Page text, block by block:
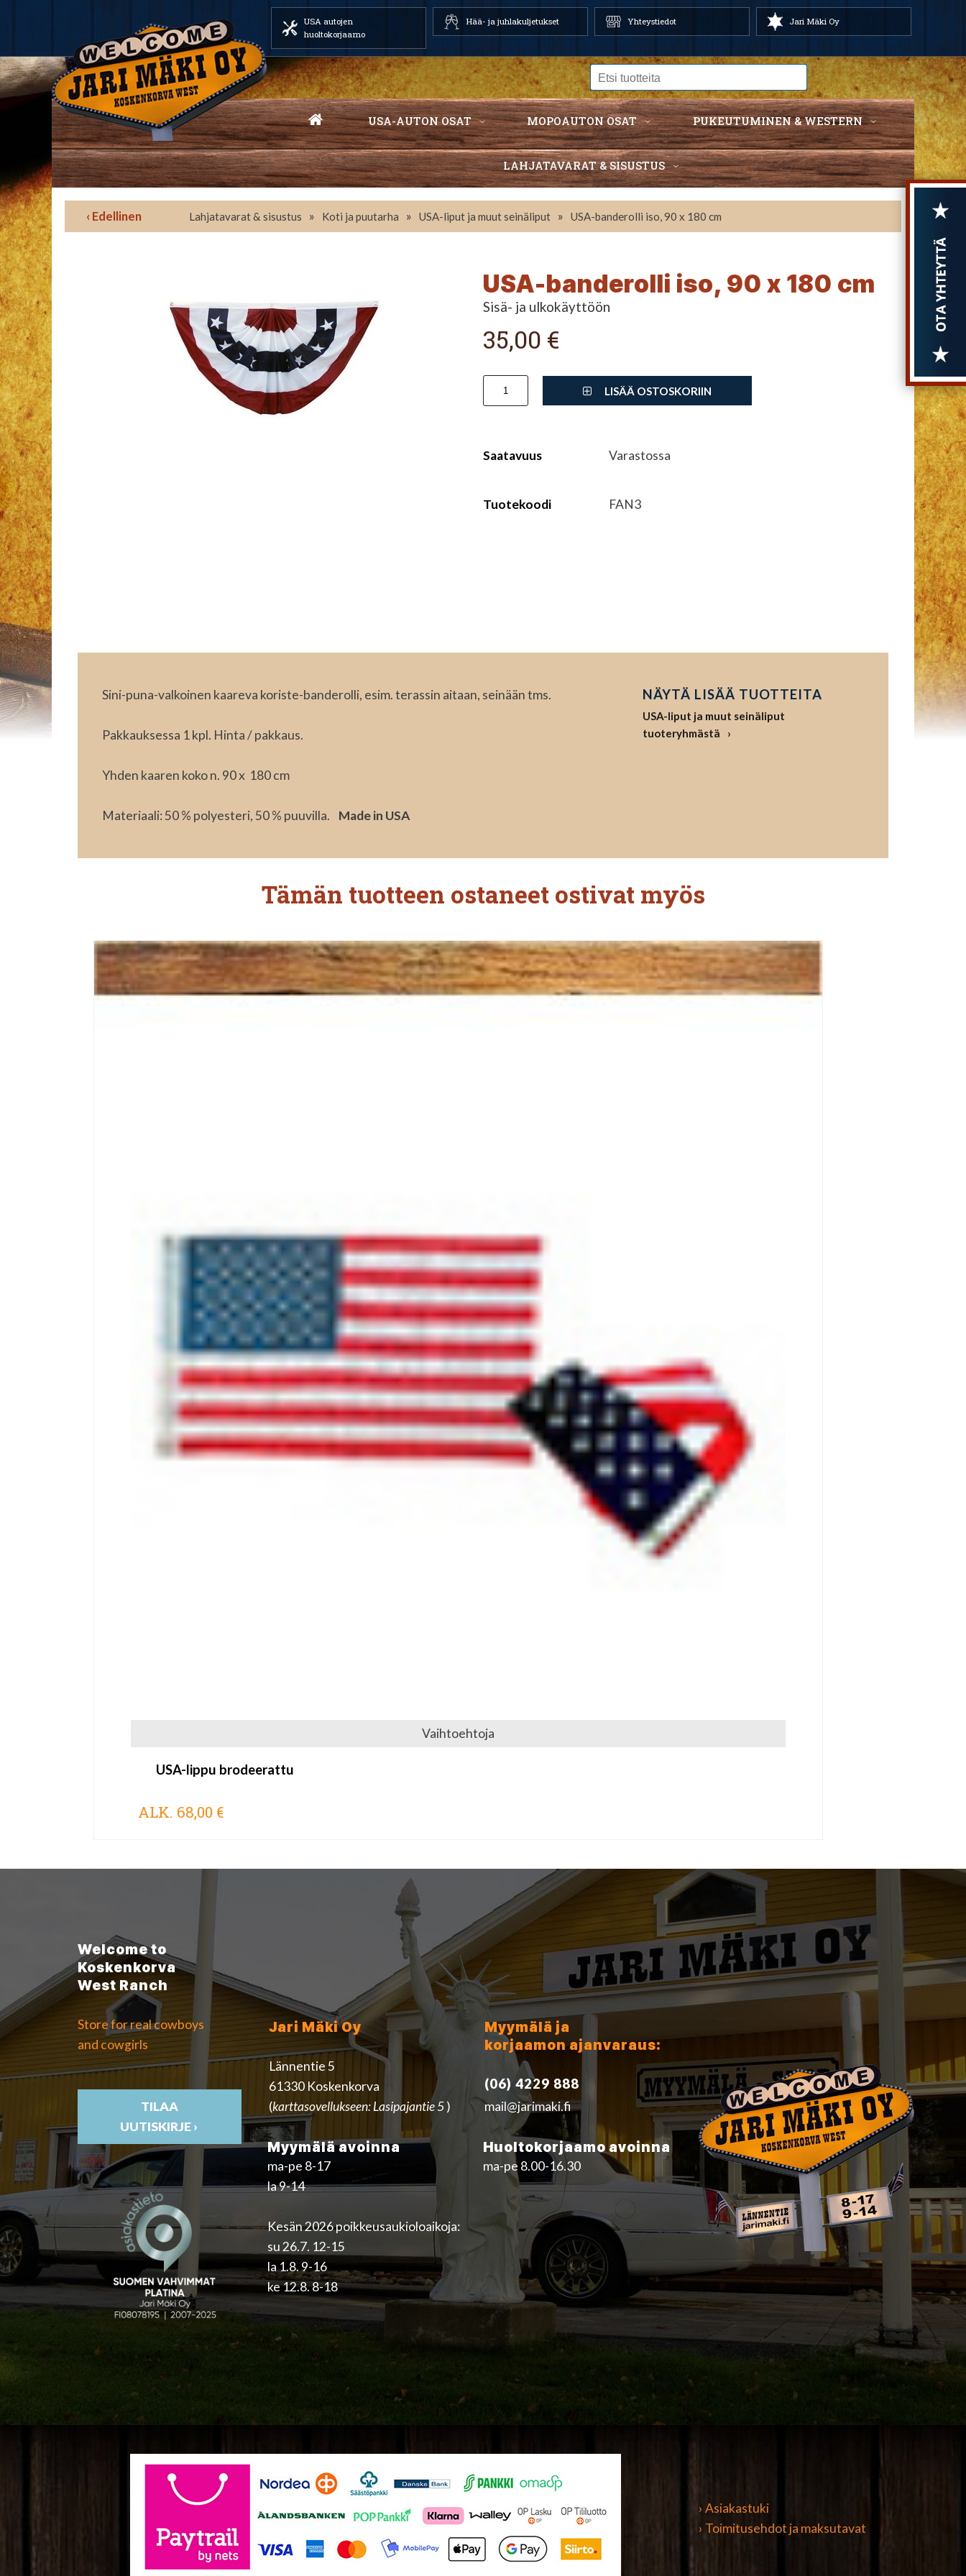
USA autojen
huoltokorjaamo
Hää- ja juhlakuljetukset Yhteystiedot Jari Mäki Oy
USA-AUTON OSAT MOPOAUTON OSAT PUKEUTUMINEN & WESTERN
LAHJATAVARAT & SISUSTUS
‹ Edellinen Lahjatavarat & sisustus » Koti ja puutarha » USA-liput ja muut seinäliput » USA-banderolli iso, 90 x 180 cm
USA-banderolli iso, 90 x 180 cm
Sisä- ja ulkokäyttöön
35,00 €
LISÄÄ OSTOSKORIIN
Saatavuus Varastossa
Tuotekoodi FAN3
Sini-puna-valkoinen kaareva koriste-banderolli, esim. terassin aitaan, seinään tms.
Pakkauksessa 1 kpl. Hinta / pakkaus.
Yhden kaaren koko n. 90 x 180 cm
Materiaali: 50 % polyesteri, 50 % puuvilla. Made in USA
NÄYTÄ LISÄÄ TUOTTEITA
USA-liput ja muut seinäliput
tuoteryhmästä
Tämän tuotteen ostaneet ostivat myös
Vaihtoehtoja
USA-lippu brodeerattu
ALK. 68,00 €
Welcome to
Koskenkorva
West Ranch
Store for real cowboys
and cowgirls
TILAA
UUTISKIRJE ›
Jari Mäki Oy
Lännentie 5
61330 Koskenkorva
(karttasovellukseen: Lasipajantie 5)
Myymälä ja
korjaamon ajanvaraus:
(06) 4229 888
mail@jarimaki.fi
Myymälä avoinna
ma-pe 8-17
la 9-14
Kesän 2026 poikkeusaukioloaikoja:
su 26.7. 12-15
la 1.8. 9-16
ke 12.8. 8-18
Huoltokorjaamo avoinna
ma-pe 8.00-16.30
› Asiakastuki
› Toimitusehdot ja maksutavat